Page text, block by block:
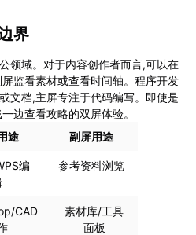
界
领域。对于内容创作者而言,可以在
监看素材或查看时间轴。程序开发
文档,主屏专注于代码编写。即使是
边查看攻略的双屏体验。
途 副屏用途
编
参考资料浏览
CAD
素材库/工具
面板